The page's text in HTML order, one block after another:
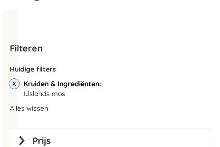
Filteren
Huidige filters
Kruiden & Ingrediënten
IJslands mos
Alles wissen
Prijs